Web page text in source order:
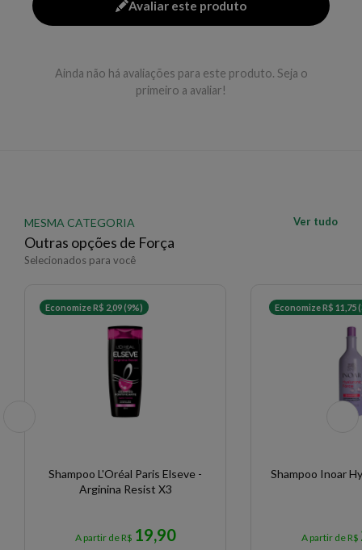
Aplicar nos cabelos molhados, massagear e enxaguar.
EAN: 7899706169424 - 214
✨ Descrição gerada por IA a partir de dados das lojas
Avaliar este produto
Ainda não há avaliações para este produto. Seja o
primeiro a avaliar!
MESMA CATEGORIA
Outras opções de Força
Selecionados para você
Ver tudo
Economize R$ 2,09 (9%)
Shampoo L'Oréal Paris Elseve -
Arginina Resist X3
A partir de R$ 19,90
Economize R$ 11,75
Shampoo Inoar
A partir de R$